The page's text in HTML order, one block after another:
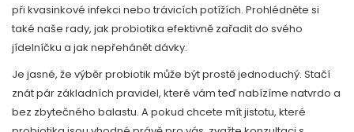
při kvasinkové infekci nebo trávicích potížích. Prohlédněte si
také naše rady, jak probiotika efektivně zařadit do svého
jídelníčku a jak nepřehánět dávky.
Je jasné, že výběr probiotik může být prostě jednoduchý. Stačí
znát pár základních pravidel, které vám teď nabízíme natvrdo a
bez zbytečného balastu. A pokud chcete mít jistotu, které